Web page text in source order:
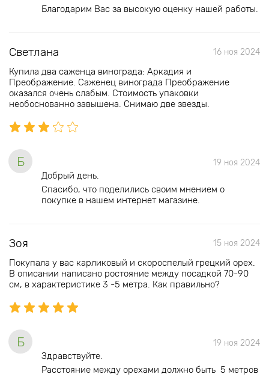
Благодарим Вас за высокую оценку нашей работы.
Светлана 16 ноя 2024
Купила два саженца винограда: Аркадия и
Преображение. Саженец винограда Преображение
оказался очень слабым. Стоимость упаковки
необоснованно завышена. Снимаю две звезды.
Б 19 ноя 2024
Добрый день.
Спасибо, что поделились своим мнением о
покупке в нашем интернет магазине.
Зоя 15 ноя 2024
Покупала у вас карликовый и скороспелый грецкий орех.
В описании написано ростояние между посадкой 70-90
см, в характеристике 3 -5 метра. Как правильно?
Б 19 ноя 2024
Здравствуйте.
Расстояние между орехами должно быть 5 метров